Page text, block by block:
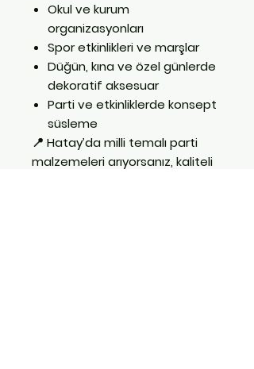
Okul ve kurum
organizasyonları
Spor etkinlikleri ve marşlar
Düğün, kına ve özel günlerde
dekoratif aksesuar
Parti ve etkinliklerde konsept
süsleme
📍 Hatay’da milli temalı parti
malzemeleri arıyorsanız, kaliteli